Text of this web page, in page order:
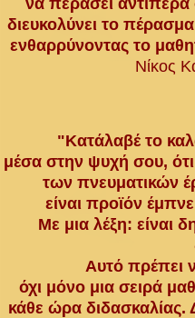
να περάσει αντίπερα
διευκολύνει το
ενθαρρύνοντας το
Νίκος
"Κατάλαβέ το
μέσα στην ψυχή σου,
των πνευματικών
είναι προϊόν
Με μια λέξη: είναι
Αυτό πρέπει
όχι μόνο μια σειρά
κάθε ώρα